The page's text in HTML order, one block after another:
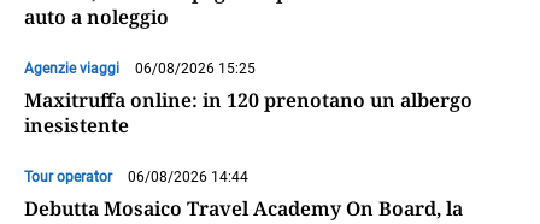
auto a noleggio
Agenzie viaggi 06/08/2026 15:25
Maxitruffa online: in 120 prenotano un albergo
inesistente
Tour operator 06/08/2026 14:44
Debutta Mosaico Travel Academy On Board, la